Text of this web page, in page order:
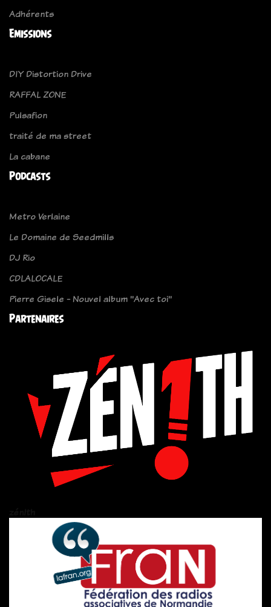
Adhérents
Emissions
DIY Distortion Drive
RAFFAL ZONE
Pulsafion
traité de ma street
La cabane
Podcasts
Metro Verlaine
Le Domaine de Seedmills
DJ Rio
CDLALOCALE
Pierre Gisele - Nouvel album ''Avec toi''
Partenaires